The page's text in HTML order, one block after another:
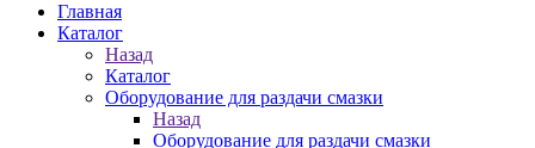
Главная
Каталог
Назад
Каталог
Оборудование для раздачи смазки
Назад
Оборудование для раздачи смазки